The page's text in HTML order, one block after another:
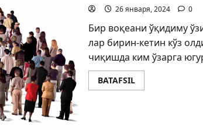
26 января, 2024 0
Бир воқеани ўқидиму
лар бирин-кетин кўз
чиқишда ким ўзарга
BATAFSIL